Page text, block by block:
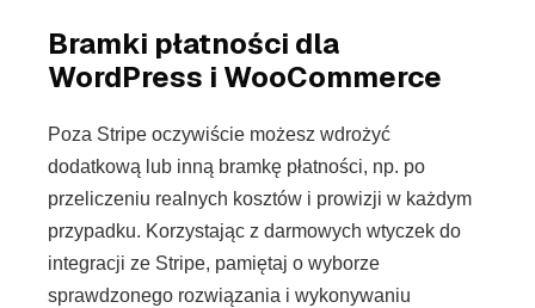
Bramki płatności dla
WordPress i WooCommerce
Poza Stripe oczywiście możesz wdrożyć
dodatkową lub inną bramkę płatności, np. po
przeliczeniu realnych kosztów i prowizji w każdym
przypadku. Korzystając z darmowych wtyczek do
integracji ze Stripe, pamiętaj o wyborze
sprawdzonego rozwiązania i wykonywaniu